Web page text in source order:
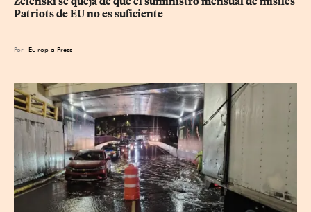
Patriots de EU no es suficiente
Por Eu rop a Press